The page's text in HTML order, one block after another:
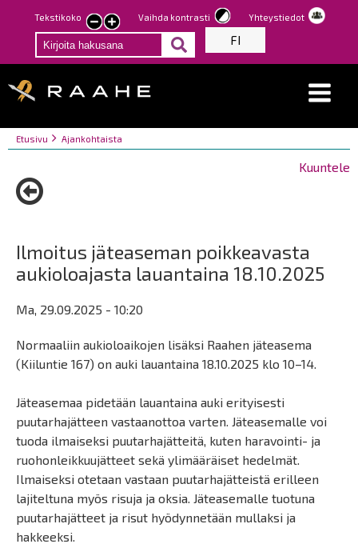
Hyppää
pääsisältöön
Tekstikoko
Pienennä
tekstin
kokoa
Suurenna
tekstin
kokoa
Vaihda kontrasti Yhteystiedot
FI
Breadcrumbs
You
here:
Etusivu Ajankohtaista
Kuuntele
Ilmoitus jäteaseman poikkeavasta
aukioloajasta lauantaina 18.10.2025
Ma, 29.09.2025 - 10:20
Normaaliin aukioloaikojen lisäksi Raahen jäteasema
(Kiiluntie 167) on auki lauantaina 18.10.2025 klo 10–14.
Jäteasemaa pidetään lauantaina auki erityisesti
puutarhajätteen vastaanottoa varten. Jäteasemalle voi
tuoda ilmaiseksi puutarhajätteitä, kuten haravointi- ja
ruohonleikkuujätteet sekä ylimääräiset hedelmät.
Ilmaiseksi otetaan vastaan puutarhajätteistä erilleen
lajiteltuna myös risuja ja oksia. Jäteasemalle tuotuna
puutarhajätteet ja risut hyödynnetään mullaksi ja
hakkeeksi.